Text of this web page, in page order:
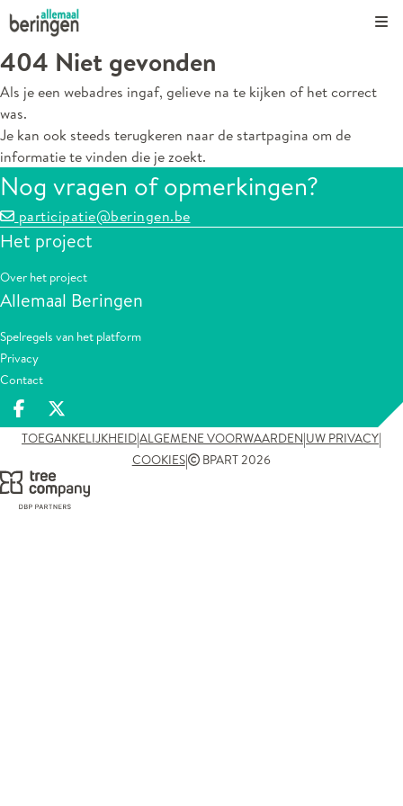
404 Niet gevonden
Als je een webadres ingaf, gelieve na te kijken of het correct
was.
Je kan ook steeds terugkeren naar de startpagina om de
informatie te vinden die je zoekt.
Nog vragen of opmerkingen?
participatie@beringen.be
Het project
Over het project
Allemaal Beringen
Spelregels van het platform
Privacy
Contact
Deel op facebook
Deel op X
TOEGANKELIJKHEID|ALGEMENE VOORWAARDEN|UW PRIVACY|
COOKIES| BPART 2026